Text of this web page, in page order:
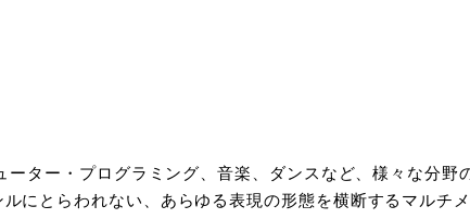
ター・プログラミング、音楽、ダンスなど、様々な分
にとらわれない、あらゆる表現の形態を横断するマルチ